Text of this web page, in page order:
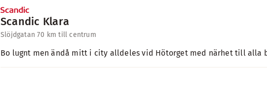
Scandic Klara
Slöjdgatan 70 km till centrum
Bo lugnt men ändå mitt i city alldeles vid Hötorget med närhet till alla